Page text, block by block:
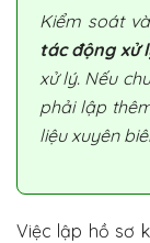
Kiểm soát
tác động xử
xử lý. Nếu
phải lập
liệu xuyên
Việc lập hồ sơ